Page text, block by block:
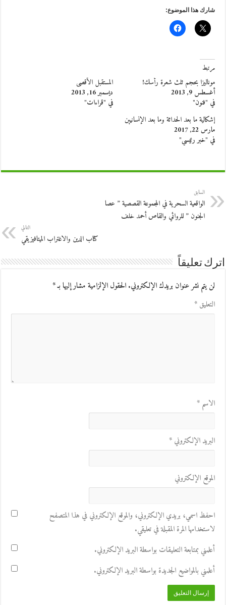
شارك هذا الموضوع:
مرتبط
موناليزا بحجم ثلث شعرة رأسك!
أغسطس 9, 2013
في "فنون"
المستقبل الأقصى
ديسمبر 16, 2013
في "قراءات"
إشكالية ما بعد الحداثة وما بعد الإنسانيين
مارس 22, 2017
في "خبر رئيسي"
السابق
الواقعية السحرية في المجموعة القصصية ” عصا
الجنون ” للروائي والقاص أحمد خلف
التالي
كتاب الدين والاغتراب الميتافيزيقي
اترك تعليقاً
لن يتم نشر عنوان بريدك الإلكتروني.الحقول الإلزامية مشار إليها بـ*
التعليق*
الاسم*
البريد الإلكتروني*
الموقع الإلكتروني
احفظ اسمي، بريدي الإلكتروني، والموقع الإلكتروني في هذا المتصفح
لاستخدامها المرة المقبلة في تعليقي.
أعلمني بمتابعة التعليقات بواسطة البريد الإلكتروني.
أعلمني بالمواضيع الجديدة بواسطة البريد الإلكتروني.